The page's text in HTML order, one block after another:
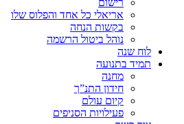
רישום
אריאלי כל אחד והפלוס שלו
בקשות הנחה
נוהל ביטול הרשמה
לוח שנה
תמיד בתנועה
מחנה
חידון התנ”ך
קיום עולם
פעילויות הסניפים